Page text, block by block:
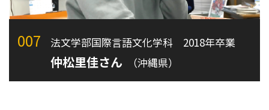
007 法文学部国際言語文化学科 2018年卒業
仲松里佳さん （沖縄県）